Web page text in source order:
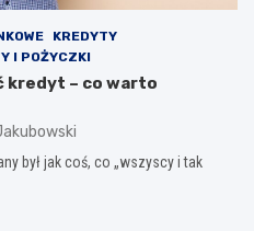
KREDYTY
I POŻYCZKI
kredyt – co warto
był jak coś, co „wszyscy i tak